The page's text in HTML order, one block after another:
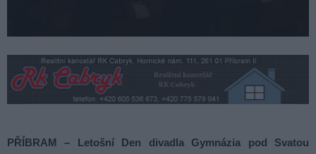
PŘÍBRAM – Letošní Den divadla Gymnázia pod Svatou